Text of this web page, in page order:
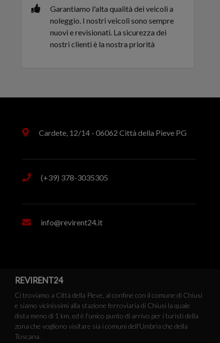
Garantiamo l'alta qualità dei veicoli a
noleggio. I nostri veicoli sono sempre
nuovi e revisionati. La sicurezza dei
nostri clienti è la nostra priorità
Cardete, 12/14 - 06062 Città della Pieve PG
(+39) 378-3035305
info@revirent24.it
REVIRENT24
Ci troviamo a Città della Pieve, al confine con il comune di Chiusi
e siamo vicinissimi alla stazione ferroviaria di Chiusi la quale
dista meno di 1 km, ed è l'unico punto di arrivo per i turisti della
zona che vogliono visitare sia i comuni dell'Umbria che della
Toscana.